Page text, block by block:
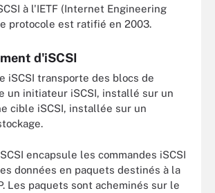
à l'IETF (Internet Engineering
protocole est ratifié en 2003.
d'iSCSI
iSCSI transporte des blocs de
un initiateur iSCSI, installé sur un
cible iSCSI, installée sur un
encapsule les commandes iSCSI
données en paquets destinés à la
Les paquets sont acheminés sur le